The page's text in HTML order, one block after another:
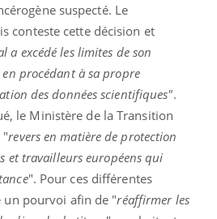
suspecté. Le
conteste cette décision et
a excédé les limites de son
procédant à sa propre
des données scientifiques".
le Ministère de la Transition
"revers en matière de protection
et travailleurs européens qui
". Pour ces différentes
un pourvoi afin de "réaffirmer les